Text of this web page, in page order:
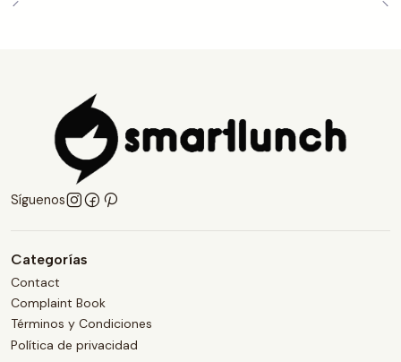
Síguenos
Categorías
Contact
Complaint Book
Términos y Condiciones
Política de privacidad